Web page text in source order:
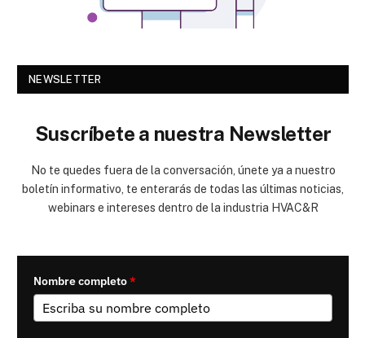
NEWSLETTER
Suscríbete a nuestra Newsletter
No te quedes fuera de la conversación, únete ya a nuestro
boletín informativo, te enterarás de todas las últimas noticias,
webinars e intereses dentro de la industria HVAC&R
Nombre completo*